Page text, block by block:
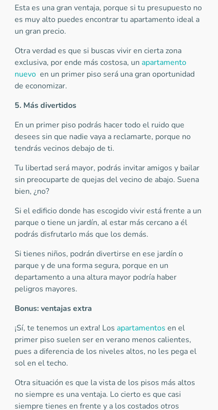
Esta es una gran ventaja, porque si tu presupuesto no
es muy alto puedes encontrar tu apartamento ideal a
un gran precio.
Otra verdad es que si buscas vivir en cierta zona
exclusiva, por ende más costosa, un apartamento
nuevo en un primer piso será una gran oportunidad
de economizar.
5. Más divertidos
En un primer piso podrás hacer todo el ruido que
desees sin que nadie vaya a reclamarte, porque no
tendrás vecinos debajo de ti.
Tu libertad será mayor, podrás invitar amigos y bailar
sin preocuparte de quejas del vecino de abajo. Suena
bien, ¿no?
Si el edificio donde has escogido vivir está frente a un
parque o tiene un jardín, al estar más cercano a él
podrás disfrutarlo más que los demás.
Si tienes niños, podrán divertirse en ese jardín o
parque y de una forma segura, porque en un
departamento a una altura mayor podría haber
peligros mayores.
Bonus: ventajas extra
¡Sí, te tenemos un extra! Los apartamentos en el
primer piso suelen ser en verano menos calientes,
pues a diferencia de los niveles altos, no les pega el
sol en el techo.
Otra situación es que la vista de los pisos más altos
no siempre es una ventaja. Lo cierto es que casi
siempre tienes en frente y a los costados otros